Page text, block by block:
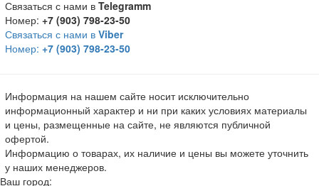
Связаться с нами в Telegramm
Номер: +7 (903) 798-23-50
Связаться с нами в Viber
Номер: +7 (903) 798-23-50
Информация на нашем сайте носит исключительно
информационный характер и ни при каких условиях материалы
и цены, размещенные на сайте, не являются публичной
офертой.
Информацию о товарах, их наличие и цены вы можете уточнить
у наших менеджеров.
Ваш город: